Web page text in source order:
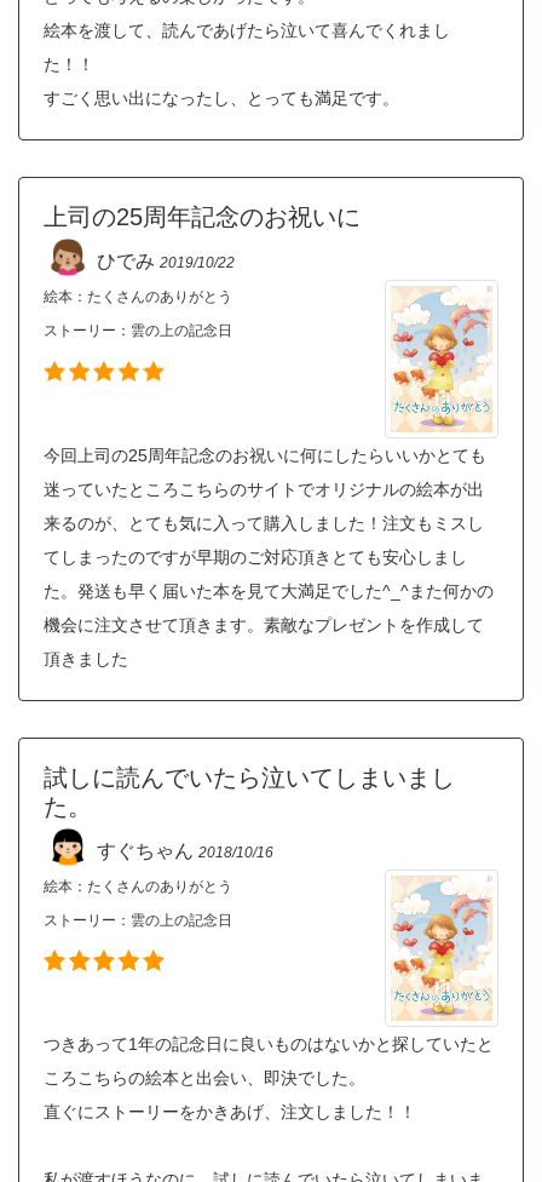
絵本を渡して、読んであげたら泣いて喜んでくれまし
た！！
すごく思い出になったし、とっても満足です。
上司の25周年記念のお祝いに
ひでみ 2019/10/22
絵本：たくさんのありがとう
ストーリー： 雲の上の記念日
今回上司の25周年記念のお祝いに何にしたらいいかとても
迷っていたところこちらのサイトでオリジナルの絵本が出
来るのが、とても気に入って購入しました！注文もミスし
てしまったのですが早期のご対応頂きとても安心しまし
た。発送も早く届いた本を見て大満足でした^_^また何かの
機会に注文させて頂きます。素敵なプレゼントを作成して
頂きました
試しに読んでいたら泣いてしまいまし
た。
すぐちゃん 2018/10/16
絵本：たくさんのありがとう
ストーリー： 雲の上の記念日
つきあって1年の記念日に良いものはないかと探していたと
ころこちらの絵本と出会い、即決でした。
直ぐにストーリーをかきあげ、注文しました！！